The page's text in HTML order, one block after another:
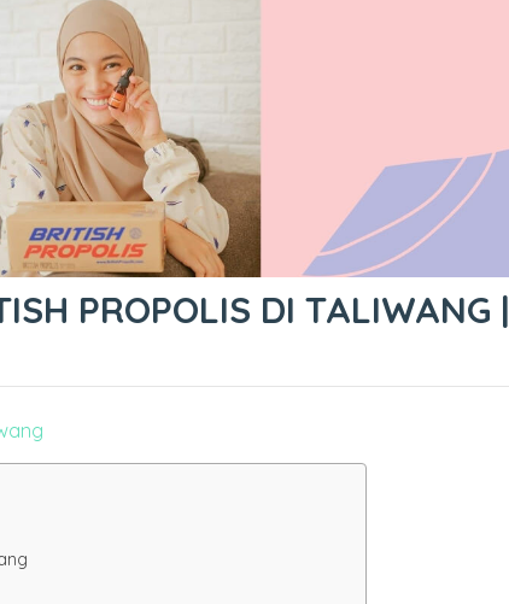
PROPOLIS DI TALIWANG |